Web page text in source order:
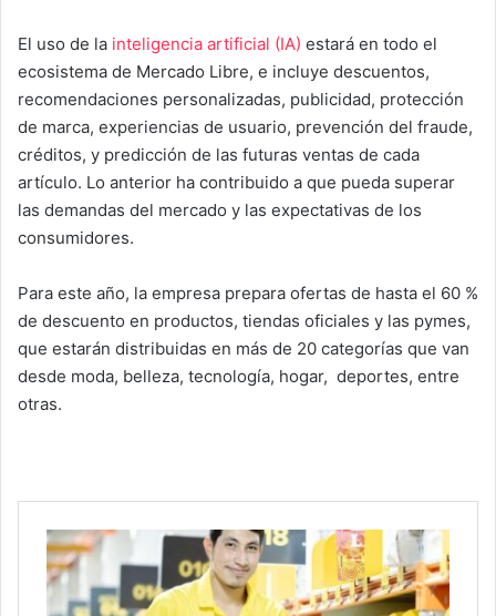
El uso de la inteligencia artificial (IA) estará en todo el
ecosistema de Mercado Libre, e incluye descuentos,
recomendaciones personalizadas, publicidad, protección
de marca, experiencias de usuario, prevención del fraude,
créditos, y predicción de las futuras ventas de cada
artículo. Lo anterior ha contribuido a que pueda superar
las demandas del mercado y las expectativas de los
consumidores.
Para este año, la empresa prepara ofertas de hasta el 60 %
de descuento en productos, tiendas oficiales y las pymes,
que estarán distribuidas en más de 20 categorías que van
desde moda, belleza, tecnología, hogar, deportes, entre
otras.